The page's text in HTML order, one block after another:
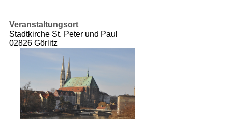
Veranstaltungsort
Stadtkirche St. Peter und Paul
02826 Görlitz